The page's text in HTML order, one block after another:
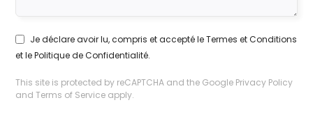
Je déclare avoir lu, compris et accepté leTermes et Conditions
et lePolitique de Confidentialité.
This site is protected by reCAPTCHA and the Google Privacy Policy
andTerms of Service apply.